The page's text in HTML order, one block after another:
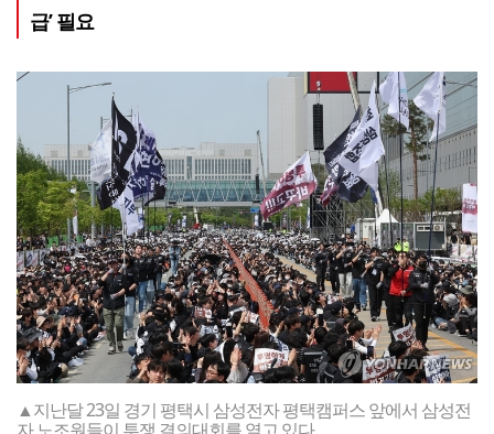
급’ 필요
▲지난달 23일 경기 평택시 삼성전자 평택캠퍼스 앞에서 삼성전